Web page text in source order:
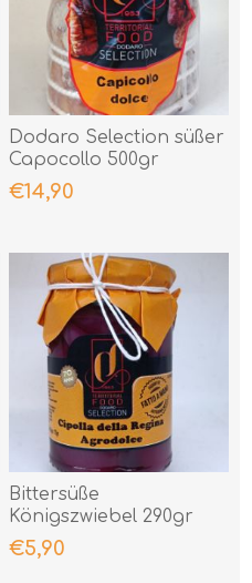
Dodaro Selection süßer
Capocollo 500gr
€14,90
Bittersüße
Königszwiebel 290gr
€5,90